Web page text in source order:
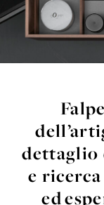
dettaglio
e
ed